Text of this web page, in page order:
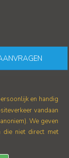
en handig
vandaan
We geven
die niet direct met